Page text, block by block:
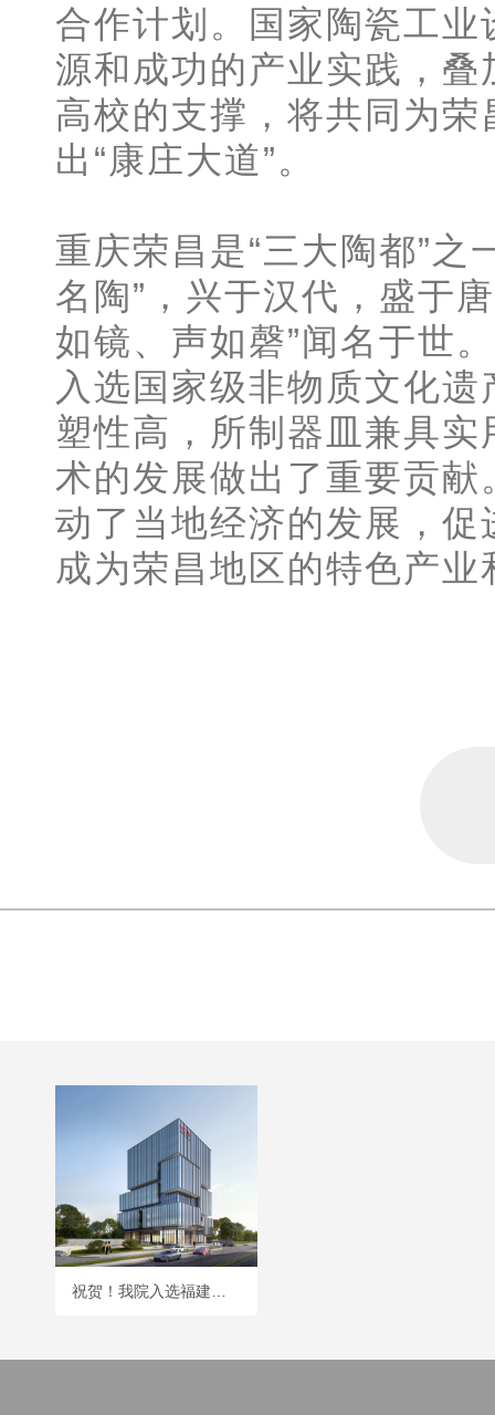
合作计划。国家陶瓷工
源和成功的产业实践，
高校的支撑，将共同为
出“康庄大道”。
重庆荣昌是“三大陶都”之
名陶”，兴于汉代，盛于
如镜、声如磬”闻名于世
入选国家级非物质文化
塑性高，所制器皿兼具
术的发展做出了重要贡
动了当地经济的发展，
成为荣昌地区的特色产业